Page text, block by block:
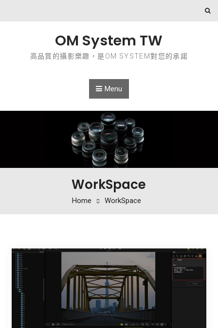
OM System TW
高品質的攝影樂趣，是OM SYSTEM對您的承諾
Menu
WorkSpace
Home WorkSpace